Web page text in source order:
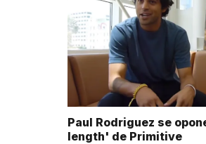
Paul Rodriguez se
length' de Primitive